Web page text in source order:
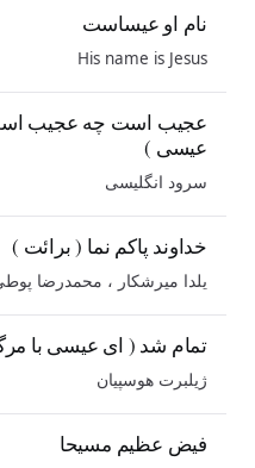
نام او عیساست
His name is Jesus
عجیب است چه عجیب
عیسی )
سرود انگلیسی
خداوند پاکم نما ( برائت )
یلدا میرشکار ، محمدرضا
تمام شد ( ای عیسی با
ژیلبرت هوسپیان
فیض عظیم مسیحا